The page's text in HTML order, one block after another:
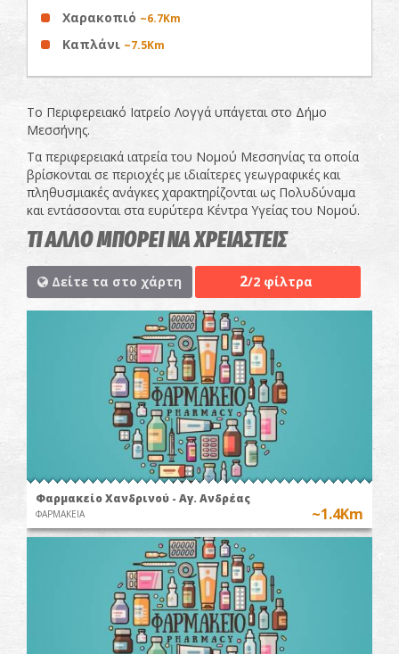
Χαρακοπιό ~6.7Km
Καπλάνι ~7.5Km
Το Περιφερειακό Ιατρείο Λογγά υπάγεται στο Δήμο
Μεσσήνης.
Τα περιφερειακά ιατρεία του Νομού Μεσσηνίας τα οποία
βρίσκονται σε περιοχές με ιδιαίτερες γεωγραφικές και
πληθυσμιακές ανάγκες χαρακτηρίζονται ως Πολυδύναμα
και εντάσσονται στα ευρύτερα Κέντρα Υγείας του Νομού.
ΤΙ ΑΛΛΟ ΜΠΟΡΕΙ ΝΑ ΧΡΕΙΑΣΤΕΙΣ
Δείτε τα στο χάρτη 2/2 φίλτρα
Φαρμακείο Χανδρινού - Αγ. Ανδρέας
ΦΑΡΜΑΚΕΙΑ ~1.4Km